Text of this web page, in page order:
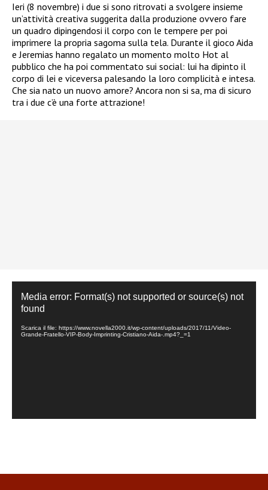
Ieri (8 novembre) i due si sono ritrovati a svolgere insieme
un’attività creativa suggerita dalla produzione ovvero fare
un quadro dipingendosi il corpo con le tempere per poi
imprimere la propria sagoma sulla tela. Durante il gioco Aida
e Jeremias hanno regalato un momento molto Hot al
pubblico che ha poi commentato sui social: lui ha dipinto il
corpo di lei e viceversa palesando la loro complicità e intesa.
Che sia nato un nuovo amore? Ancora non si sa, ma di sicuro
tra i due c’è una forte attrazione!
Player
Media error: Format(s) not supported or source(s) not
found
Scarica il file: https://www.novella2000.it/wp-content/uploads/2017/11/Video-
Grande-Fratello-VIP-Body-Imprinting-Cristiano-Aida-.mp4?_=1